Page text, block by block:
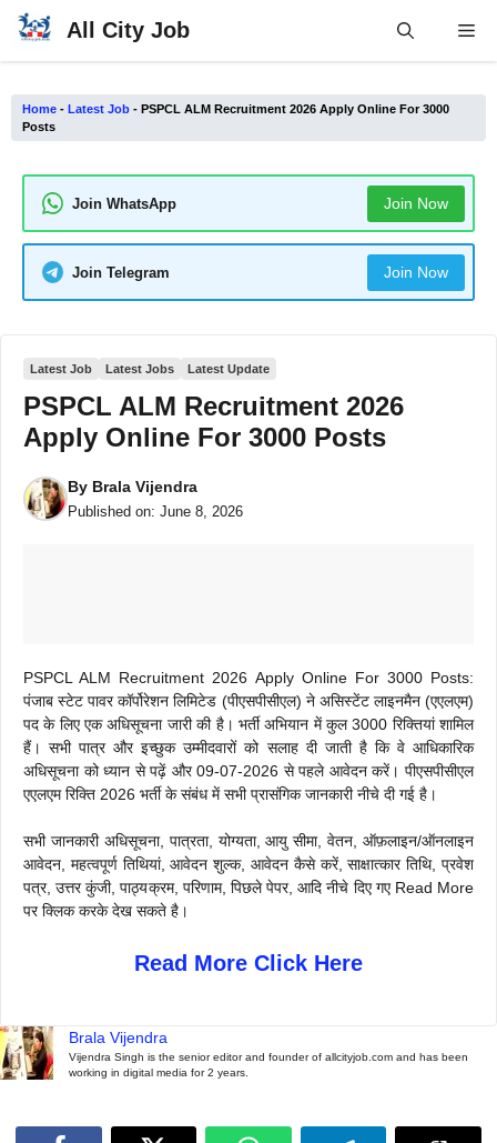
Skip
All City Job
Home - Latest Job - PSPCL ALM Recruitment 2026 Apply Online For 3000
Posts
Join WhatsApp Join Now
Join Telegram Join Now
Latest Job Latest Jobs Latest Update
PSPCL ALM Recruitment 2026
Apply Online For 3000 Posts
By Brala Vijendra
Published on: June 8, 2026
PSPCL ALM Recruitment 2026 Apply Online For 3000 Posts:
पंजाब स्टेट पावर कॉर्पोरेशन लिमिटेड (पीएसपीसीएल) ने असिस्टेंट लाइनमैन (एएलएम)
पद के लिए एक अधिसूचना जारी की है। भर्ती अभियान में कुल 3000 रिक्तियां शामिल
हैं। सभी पात्र और इच्छुक उम्मीदवारों को सलाह दी जाती है कि वे आधिकारिक
अधिसूचना को ध्यान से पढ़ें और 09-07-2026 से पहले आवेदन करें। पीएसपीसीएल
एएलएम रिक्ति 2026 भर्ती के संबंध में सभी प्रासंगिक जानकारी नीचे दी गई है।
सभी जानकारी अधिसूचना, पात्रता, योग्यता, आयु सीमा, वेतन, ऑफ़लाइन/ऑनलाइन
आवेदन, महत्वपूर्ण तिथियां, आवेदन शुल्क, आवेदन कैसे करें, साक्षात्कार तिथि, प्रवेश
पत्र, उत्तर कुंजी, पाठ्यक्रम, परिणाम, पिछले पेपर, आदि नीचे दिए गए Read More
पर क्लिक करके देख सकते है।
Read More Click Here
Brala Vijendra
Vijendra Singh is the senior editor and founder of allcityjob.com and has been
working in digital media for 2 years.